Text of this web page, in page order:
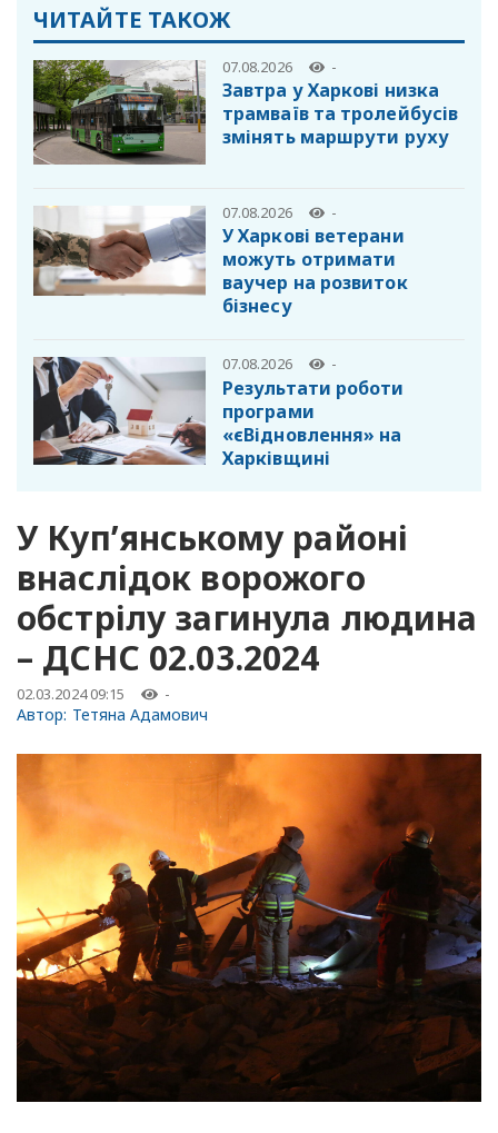
ЧИТАЙТЕ ТАКОЖ
07.08.2026 -
Завтра у Харкові низка
трамваїв та тролейбусів
змінять маршрути руху
07.08.2026 -
У Харкові ветерани
можуть отримати
ваучер на розвиток
бізнесу
07.08.2026 -
Результати роботи
програми
«єВідновлення» на
Харківщині
У Куп’янському районі
внаслідок ворожого
обстрілу загинула людина
– ДСНС 02.03.2024
02.03.2024 09:15 -
Автор: Тетяна Адамович